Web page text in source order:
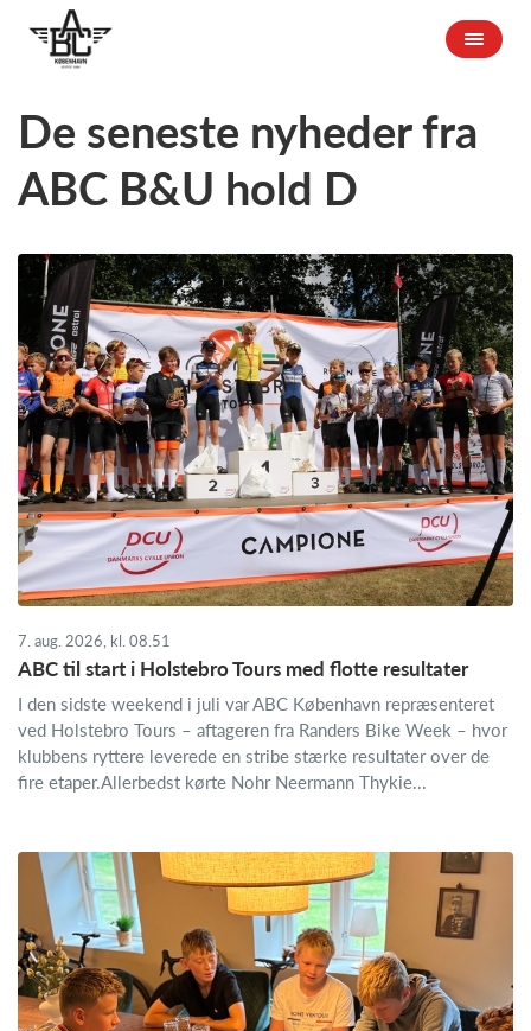
De seneste nyheder fra
ABC B&U hold D
7. aug. 2026, kl. 08.51
ABC til start i Holstebro Tours med flotte resultater
I den sidste weekend i juli var ABC København repræsenteret
ved Holstebro Tours – aftageren fra Randers Bike Week – hvor
klubbens ryttere leverede en stribe stærke resultater over de
fire etaper.Allerbedst kørte Nohr Neermann Thykie...